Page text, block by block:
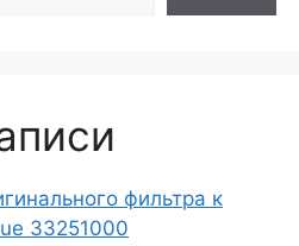
фильтра к
33251000